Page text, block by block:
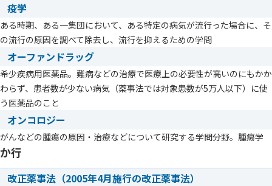
疫学
ある時期、ある一集団において、ある特定の病気が流行った場合に、そ
の流行の原因を調べて除去し、流行を抑えるための学問
オーファンドラッグ
希少疾病用医薬品。難病などの治療で医療上の必要性が高いのにもかか
わらず、患者数が少ない病気（薬事法では対象患数が5万人以下）に使
う医薬品のこと
オンコロジー
がんなどの腫瘍の原因・治療などについて研究する学問分野。腫瘍学
か行
改正薬事法（2005年4月施行の改正薬事法）